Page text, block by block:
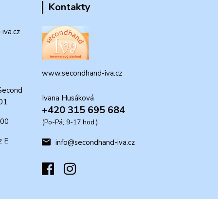
E
Kontakty
www.secondhand-iva.cz
Ivana Husáková
+420 315 695 684
(Po-Pá, 9-17 hod.)
info@secondhand-iva.cz